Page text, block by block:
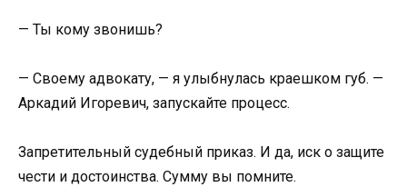
— Ты кому звонишь?
— Своему адвокату, — я улыбнулась краешком губ. —
Аркадий Игоревич, запускайте процесс.
Запретительный судебный приказ. И да, иск о защите
чести и достоинства. Сумму вы помните.